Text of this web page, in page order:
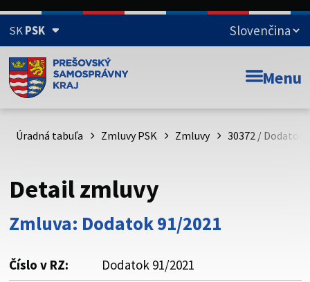
SKPSK
Doména psk.sk je oficiálna
Toto je oficiálna webová stránka Prešovského
psk.sk.
Buďte pozorní a vždy sa uistite, že zdieľate informácie iba
cez zabezpečenú webovú stránku. Zabezpečená stránka
vždy začína https:// pred názvom domény webového sídla.
Menu
Úradná tabuľa Zmluvy PSK Zmluvy 30372 / Dodatok
Detail zmluvy
Zmluva: Dodatok 91/2021
Číslo v RZ:
Dodatok 91/2021